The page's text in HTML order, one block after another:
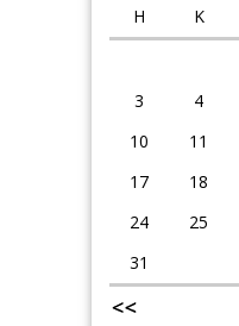
H K
3
4
10
11
17
18
24
25
31